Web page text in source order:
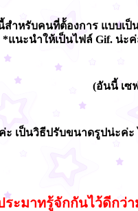
สำหรับคนที่ต้้องการ แบบเป็
*แนะนำให้เป็นไฟล์ Gif. น่ะ
(อันนี้ เซ
เป็นวิธีปรับขนาดรูปน่ะค่ะ
ะมาทรู้จักกันไว้ดีกว่